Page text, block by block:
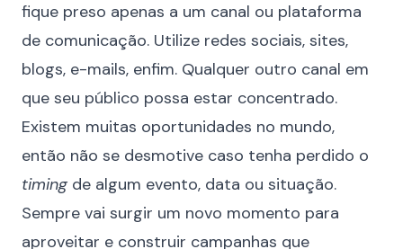
fique preso apenas a um canal ou plataforma
de comunicação. Utilize redes sociais, sites,
blogs, e-mails, enfim. Qualquer outro canal em
que seu público possa estar concentrado.
Existem muitas oportunidades no mundo,
então não se desmotive caso tenha perdido o
timing de algum evento, data ou situação.
Sempre vai surgir um novo momento para
aproveitar e construir campanhas que